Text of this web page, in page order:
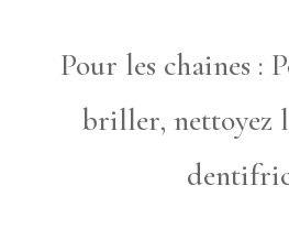
Pour les chaines :
briller, nettoyez